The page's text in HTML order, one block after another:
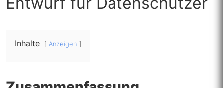
Inhalte Anzeigen